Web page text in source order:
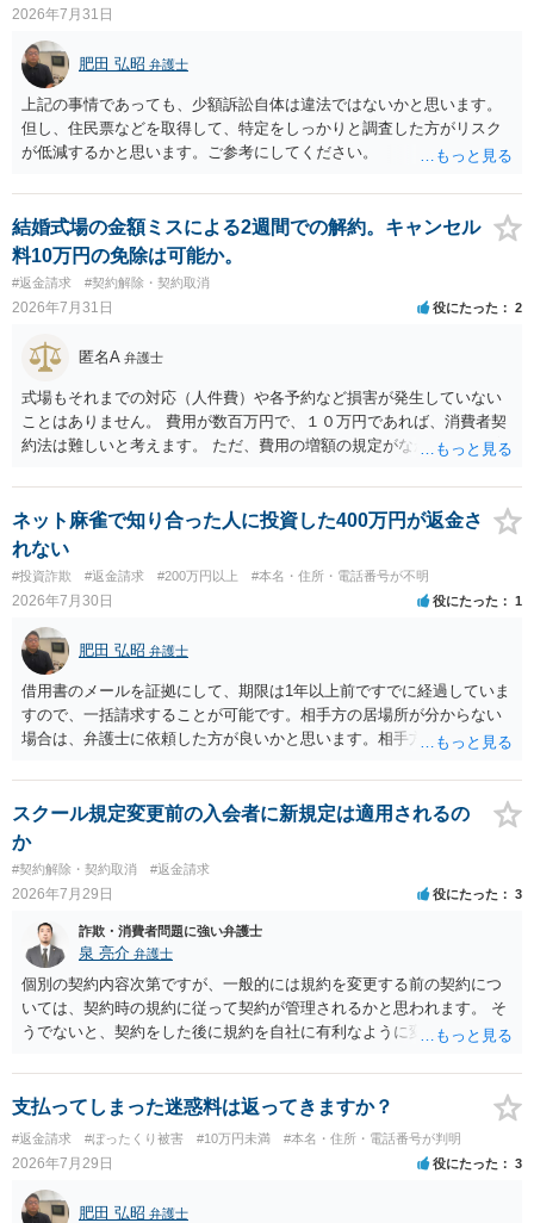
2026年7月31日
肥田 弘昭 弁護士
上記の事情であっても、少額訴訟自体は違法ではないかと思います。
但し、住民票などを取得して、特定をしっかりと調査した方がリスク
が低減するかと思います。ご参考にしてください。
結婚式場の金額ミスによる2週間での解約。キャンセル
料10万円の免除は可能か。
#返金請求 #契約解除・契約取消
2026年7月31日 役にたった 2
匿名A 弁護士
式場もそれまでの対応（人件費）や各予約など損害が発生していない
ことはありません。 費用が数百万円で、１０万円であれば、消費者契
約法は難しいと考えます。 ただ、費用の増額の規定がなかったのに増
ということになり、解約するのは理由がないことになります。
ネット麻雀で知り合った人に投資した400万円が返金さ
れない
#投資詐欺 #返金請求 #200万円以上 #本名・住所・電話番号が不明
2026年7月30日 役にたった 1
肥田 弘昭 弁護士
借用書のメールを証拠にして、期限は1年以上前ですでに経過していま
すので、一括請求することが可能です。相手方の居場所が分からない
場合は、弁護士に依頼した方が良いかと思います。相手方の居場所が
さい。
スクール規定変更前の入会者に新規定は適用されるの
か
#契約解除・契約取消 #返金請求
2026年7月29日 役にたった 3
詐欺・消費者問題に強い弁護士
泉 亮介 弁護士
個別の契約内容次第ですが、一般的には規約を変更する前の契約につ
いては、契約時の規約に従って契約が管理されるかと思われます。 そ
うでないと、契約をした後に規約を自社に有利なように変更し、それ
る場合があるかと思われます。
支払ってしまった迷惑料は返ってきますか？
#返金請求 #ぼったくり被害 #10万円未満 #本名・住所・電話番号が判明
2026年7月29日 役にたった 3
肥田 弘昭 弁護士